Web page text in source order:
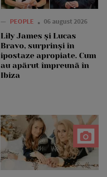
— PEOPLE 06 august 2026
Lily James și Lucas
Bravo, surprinși în
ipostaze apropiate. Cum
au apărut împreună în
Ibiza